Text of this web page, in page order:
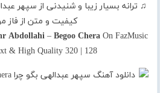
♫ ترانه بسیار زیبا و شنیدنی از سپهر
کیفیت و متن از فاز
Abdollahi– Begoo CheraOn FazMusic
& High Quality 320 | 128